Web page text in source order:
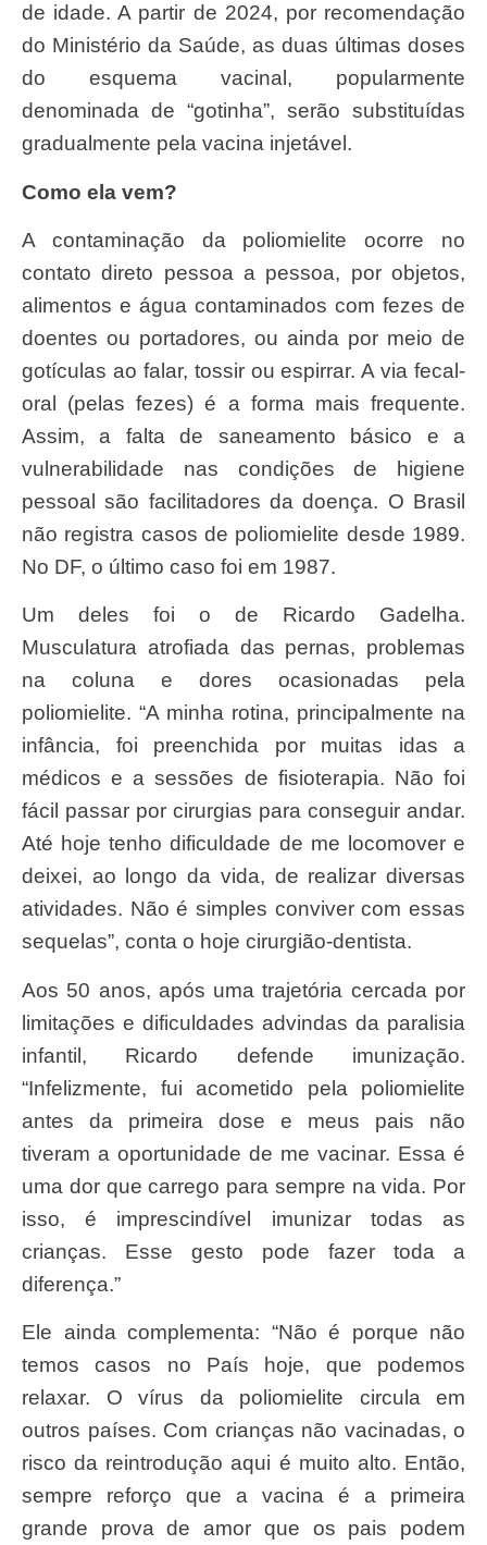
de idade. A partir de 2024, por recomendação
do Ministério da Saúde, as duas últimas doses
do esquema vacinal, popularmente
denominada de “gotinha”, serão substituídas
gradualmente pela vacina injetável.
Como ela vem?
A contaminação da poliomielite ocorre no
contato direto pessoa a pessoa, por objetos,
alimentos e água contaminados com fezes de
doentes ou portadores, ou ainda por meio de
gotículas ao falar, tossir ou espirrar. A via fecal-
oral (pelas fezes) é a forma mais frequente.
Assim, a falta de saneamento básico e a
vulnerabilidade nas condições de higiene
pessoal são facilitadores da doença. O Brasil
não registra casos de poliomielite desde 1989.
No DF, o último caso foi em 1987.
Um deles foi o de Ricardo Gadelha.
Musculatura atrofiada das pernas, problemas
na coluna e dores ocasionadas pela
poliomielite. “A minha rotina, principalmente na
infância, foi preenchida por muitas idas a
médicos e a sessões de fisioterapia. Não foi
fácil passar por cirurgias para conseguir andar.
Até hoje tenho dificuldade de me locomover e
deixei, ao longo da vida, de realizar diversas
atividades. Não é simples conviver com essas
sequelas”, conta o hoje cirurgião-dentista.
Aos 50 anos, após uma trajetória cercada por
limitações e dificuldades advindas da paralisia
infantil, Ricardo defende imunização.
“Infelizmente, fui acometido pela poliomielite
antes da primeira dose e meus pais não
tiveram a oportunidade de me vacinar. Essa é
uma dor que carrego para sempre na vida. Por
isso, é imprescindível imunizar todas as
crianças. Esse gesto pode fazer toda a
diferença.”
Ele ainda complementa: “Não é porque não
temos casos no País hoje, que podemos
relaxar. O vírus da poliomielite circula em
outros países. Com crianças não vacinadas, o
risco da reintrodução aqui é muito alto. Então,
sempre reforço que a vacina é a primeira
grande prova de amor que os pais podem